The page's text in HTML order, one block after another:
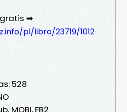
➡
pl/libro/23719/1012
528
MOBI, FB2